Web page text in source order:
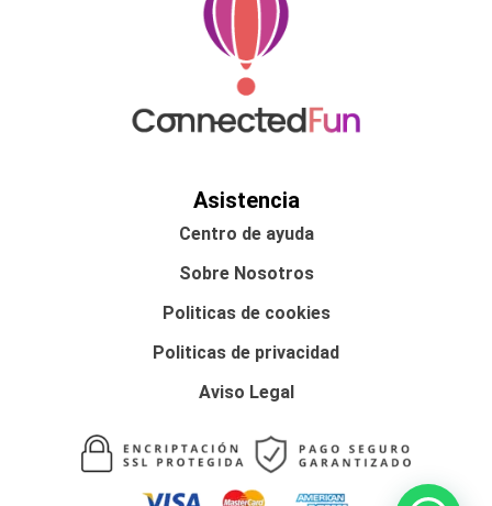
Asistencia
Centro de ayuda
Sobre Nosotros
Politicas de cookies
Politicas de privacidad
Aviso Legal